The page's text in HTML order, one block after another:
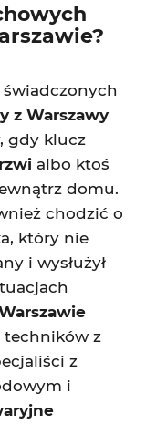
świadczonych
z Warszawy
gdy klucz
albo ktoś
domu.
chodzić o
który nie
i wysłużył
z
z
i